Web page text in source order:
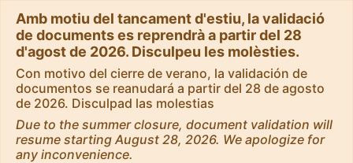
Amb motiu del tancament d'estiu, la validació
de documents es reprendrà a partir del 28
d'agost de 2026. Disculpeu les molèsties.
Con motivo del cierre de verano, la validación de
documentos se reanudará a partir del 28 de agosto
de 2026. Disculpad las molestias
Due to the summer closure, document validation will
resume starting August 28, 2026. We apologize for
any inconvenience.